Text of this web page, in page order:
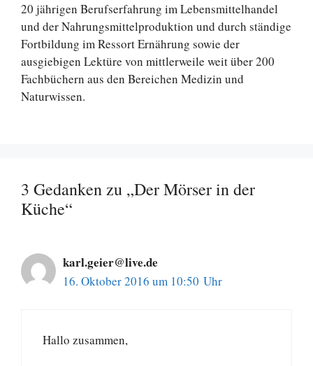
20 jährigen Berufserfahrung im Lebensmittelhandel
und der Nahrungsmittelproduktion und durch ständige
Fortbildung im Ressort Ernährung sowie der
ausgiebigen Lektüre von mittlerweile weit über 200
Fachbüchern aus den Bereichen Medizin und
Naturwissen.
3 Gedanken zu „Der Mörser in der
Küche“
karl.geier@live.de
16. Oktober 2016 um 10:50 Uhr
Hallo zusammen,